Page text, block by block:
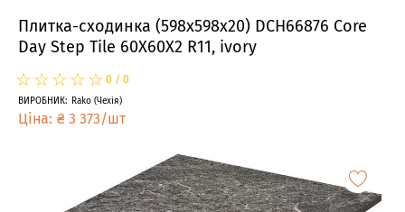
Плитка-сходинка (598x598x20) DCH66876 Core
Day Step Tile 60X60X2 R11, ivory
☆
★☆
★☆
★☆
★☆
★ 0 / 0
ВИРОБНИК: Rako (Чехія)
Ціна: ₴ 3 373/шт